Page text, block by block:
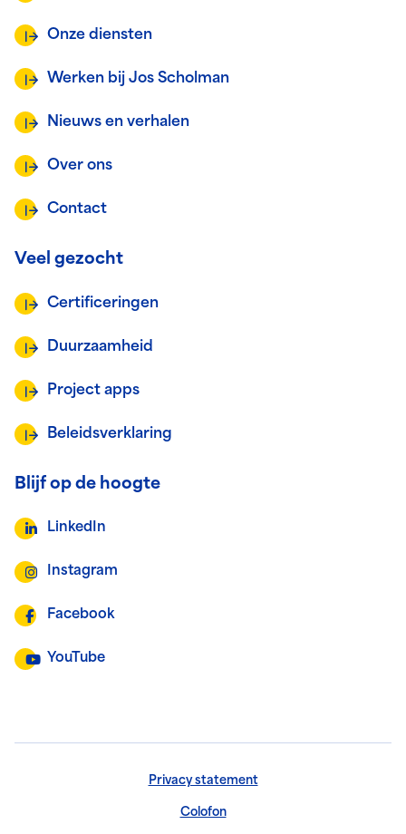
Onze diensten
Werken bij Jos Scholman
Nieuws en verhalen
Over ons
Contact
Veel gezocht
Certificeringen
Duurzaamheid
Project apps
Beleidsverklaring
Blijf op de hoogte
LinkedIn
Instagram
Facebook
YouTube
Privacy statement
Colofon